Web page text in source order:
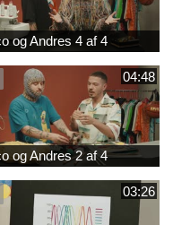
og Andres 4 af 4
04:48
og Andres 2 af 4
03:26